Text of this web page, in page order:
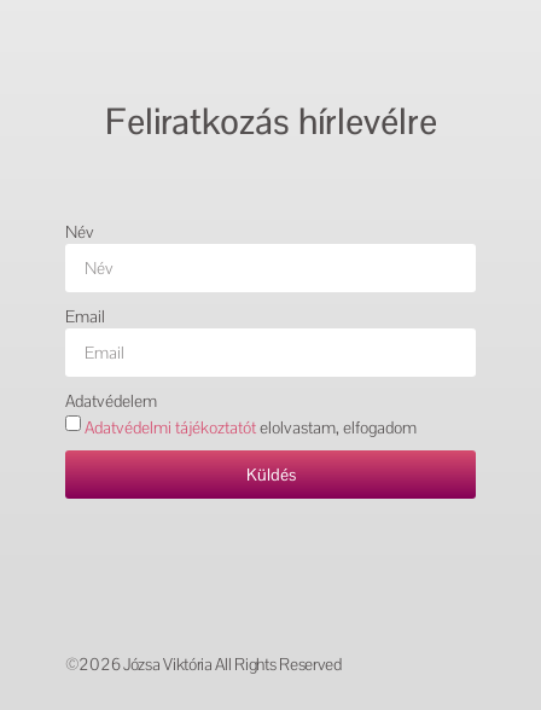
Feliratkozás hírlevélre
Név
Email
Adatvédelem
Adatvédelmi tájékoztatótelolvastam, elfogadom
Küldés
©2026 Józsa Viktória All Rights Reserved